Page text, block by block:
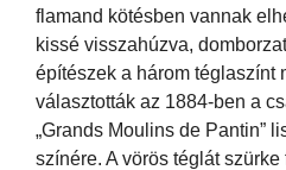
flamand kötésben vannak
kissé visszahúzva,
építészek a három téglaszínt
választották az 1884-ben a
„Grands Moulins de Pantin”
színére. A vörös téglát